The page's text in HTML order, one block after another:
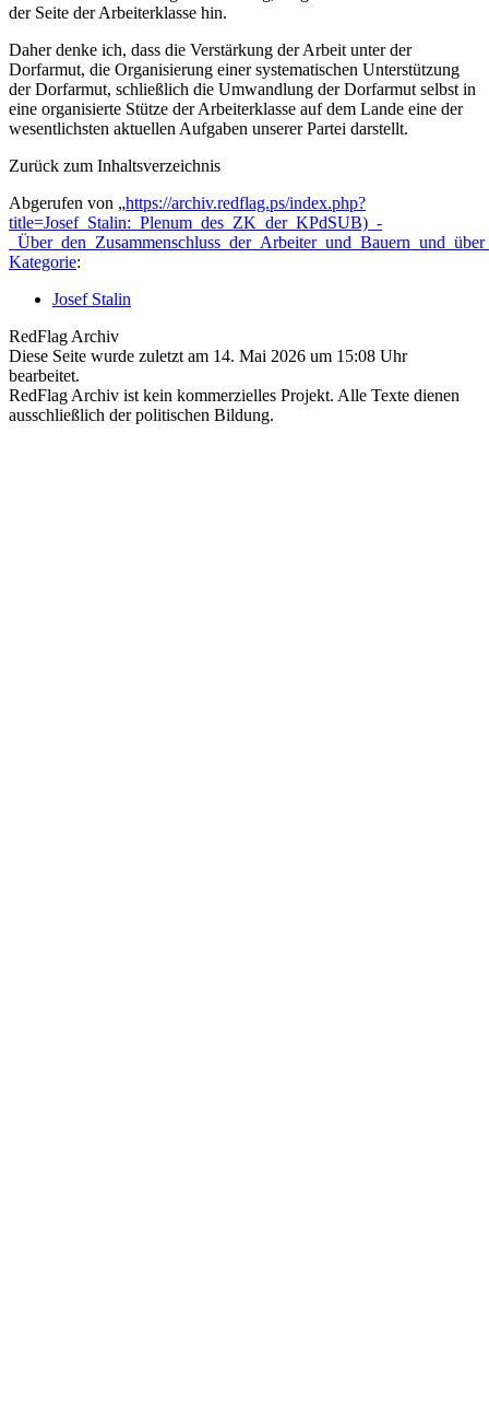
der Seite der Arbeiterklasse hin.
Daher denke ich, dass die Verstärkung der Arbeit unter der
Dorfarmut, die Organisierung einer systematischen Unterstützung
der Dorfarmut, schließlich die Umwandlung der Dorfarmut selbst in
eine organisierte Stütze der Arbeiterklasse auf dem Lande eine der
wesentlichsten aktuellen Aufgaben unserer Partei darstellt.
Zurück zum Inhaltsverzeichnis
Abgerufen von „https://archiv.redflag.ps/index.php?
title=Josef_Stalin:_Plenum_des_ZK_der_KPdSUB)_-
Kategorie:
Josef Stalin
RedFlag Archiv
Diese Seite wurde zuletzt am 14. Mai 2026 um 15:08 Uhr
bearbeitet.
RedFlag Archiv ist kein kommerzielles Projekt. Alle Texte dienen
ausschließlich der politischen Bildung.